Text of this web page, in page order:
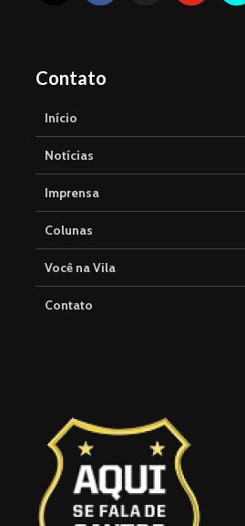
Contato
Início
Notícias
Imprensa
Colunas
Você na Vila
Contato